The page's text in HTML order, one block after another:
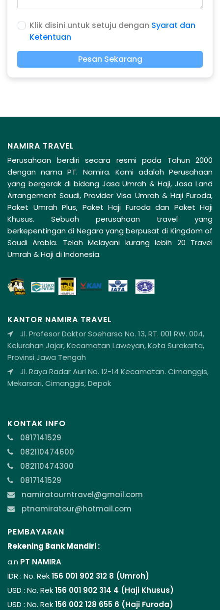
Klik disini untuk setuju dengan Syarat dan
Ketentuan
Pesan Sekarang
NAMIRA TRAVEL
Perusahaan berdiri secara resmi pada Tahun 2000
dengan nama PT. Namira. Kami adalah Perusahaan
yang bergerak di bidang Jasa Umrah & Haji, Jasa Land
Arrangement Saudi, Provider Visa Umrah & Haji Furoda,
Paket Umrah Plus, Paket Haji Furoda dan Paket Haji
Khusus. Sebuah perusahaan travel yang
berkepentingan di Negara yang berpusat di Kingdom of
Saudi Arabia. Telah Melayani kurang lebih 20 Travel
Umrah & Haji di Indonesia.
KANTOR NAMIRA TRAVEL
Jl. Profesor Doktor Soeharso No. 13, RT. 001 RW. 004,
Kelurahan Jajar, Kecamatan Laweyan, Kota Surakarta,
Provinsi Jawa Tengah
Jl. Raya Radar Auri No. 12-14 Kecamatan. Cimanggis,
Mekarsari, Cimanggis, Depok
KONTAK INFO
0817141529
082110474600
082110474300
0817141529
namiratourntravel@gmail.com
ptnamiratour@hotmail.com
PEMBAYARAN
Rekening Bank Mandiri :
a.n PT NAMIRA
IDR : No. Rek156 001 902 312 8 (Umroh)
USD : No. Rek156 001 902 314 4 (Haji Khusus)
USD : No. Rek156 002 128 655 6 (Haji Furoda)